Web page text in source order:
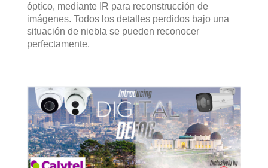
óptico, mediante IR para reconstrucción de
imágenes. Todos los detalles perdidos bajo una
situación de niebla se pueden reconocer
perfectamente.